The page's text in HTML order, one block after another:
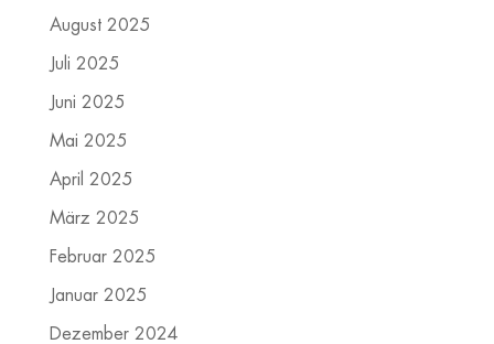
August 2025
Juli 2025
Juni 2025
Mai 2025
April 2025
März 2025
Februar 2025
Januar 2025
Dezember 2024